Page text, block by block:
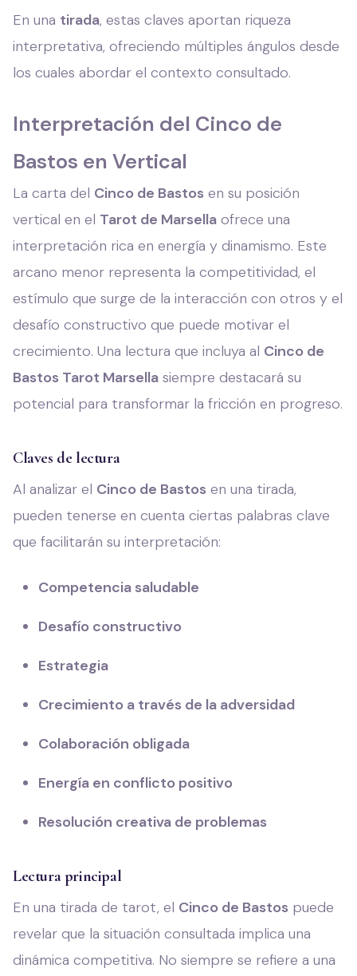
En una tirada, estas claves aportan riqueza
interpretativa, ofreciendo múltiples ángulos desde
los cuales abordar el contexto consultado.
Interpretación del Cinco de
Bastos en Vertical
La carta del Cinco de Bastos en su posición
vertical en el Tarot de Marsella ofrece una
interpretación rica en energía y dinamismo. Este
arcano menor representa la competitividad, el
estímulo que surge de la interacción con otros y el
desafío constructivo que puede motivar el
crecimiento. Una lectura que incluya al Cinco de
Bastos Tarot Marsella siempre destacará su
potencial para transformar la fricción en progreso.
Claves de lectura
Al analizar el Cinco de Bastos en una tirada,
pueden tenerse en cuenta ciertas palabras clave
que facilitarán su interpretación:
Competencia saludable
Desafío constructivo
Estrategia
Crecimiento a través de la adversidad
Colaboración obligada
Energía en conflicto positivo
Resolución creativa de problemas
Lectura principal
En una tirada de tarot, el Cinco de Bastos puede
revelar que la situación consultada implica una
dinámica competitiva. No siempre se refiere a una